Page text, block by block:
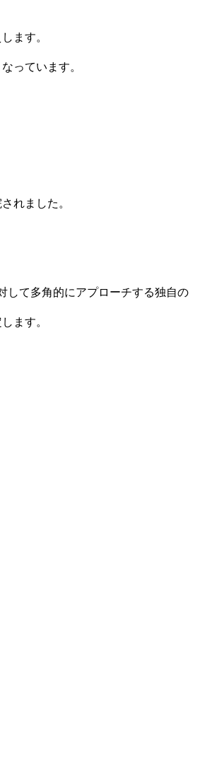
ます。
っています。
れました。
して多角的にアプローチする独自の
ます。